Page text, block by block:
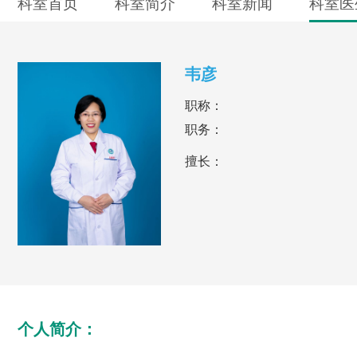
科室首页 科室简介 科室新闻 科室医
韦彦
职称：
职务：
擅长：
个人简介：